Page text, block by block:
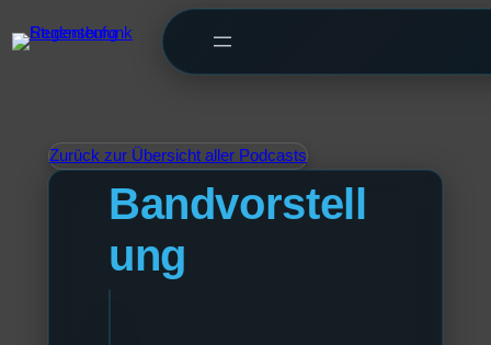
Zurück zur Übersicht aller Podcasts
Bandvorstell
ung